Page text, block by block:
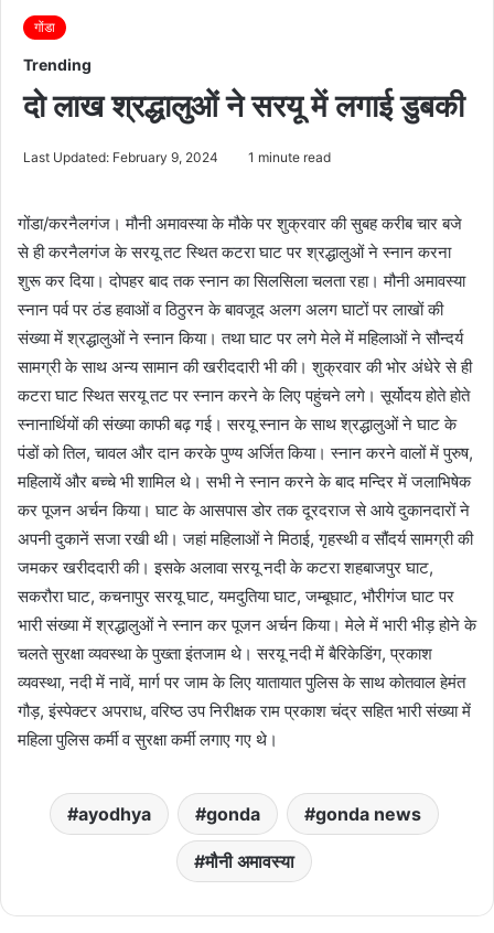
गोंडा
Trending
दो लाख श्रद्धालुओं ने सरयू में लगाई डुबकी
Last Updated: February 9, 2024 1 minute read
गोंडा/करनैलगंज। मौनी अमावस्या के मौके पर शुक्रवार की सुबह करीब चार बजे
से ही करनैलगंज के सरयू तट स्थित कटरा घाट पर श्रद्धालुओं ने स्नान करना
शुरू कर दिया। दोपहर बाद तक स्नान का सिलसिला चलता रहा। मौनी अमावस्या
स्नान पर्व पर ठंड हवाओं व ठिठुरन के बावजूद अलग अलग घाटों पर लाखों की
संख्या में श्रद्धालुओं ने स्नान किया। तथा घाट पर लगे मेले में महिलाओं ने सौन्दर्य
सामग्री के साथ अन्य सामान की खरीददारी भी की। शुक्रवार की भोर अंधेरे से ही
कटरा घाट स्थित सरयू तट पर स्नान करने के लिए पहुंचने लगे। सूर्योदय होते होते
स्नानार्थियों की संख्या काफी बढ़ गई। सरयू स्नान के साथ श्रद्धालुओं ने घाट के
पंडों को तिल, चावल और दान करके पुण्य अर्जित किया। स्नान करने वालों में पुरुष,
महिलायें और बच्चे भी शामिल थे। सभी ने स्नान करने के बाद मन्दिर में जलाभिषेक
कर पूजन अर्चन किया। घाट के आसपास डोर तक दूरदराज से आये दुकानदारों ने
अपनी दुकानें सजा रखी थी। जहां महिलाओं ने मिठाई, गृहस्थी व सौंदर्य सामग्री की
जमकर खरीददारी की। इसके अलावा सरयू नदी के कटरा शहबाजपुर घाट,
सकरौरा घाट, कचनापुर सरयू घाट, यमदुतिया घाट, जम्बूघाट, भौरीगंज घाट पर
भारी संख्या में श्रद्धालुओं ने स्नान कर पूजन अर्चन किया। मेले में भारी भीड़ होने के
चलते सुरक्षा व्यवस्था के पुख्ता इंतजाम थे। सरयू नदी में बैरिकेडिंग, प्रकाश
व्यवस्था, नदी में नावें, मार्ग पर जाम के लिए यातायात पुलिस के साथ कोतवाल हेमंत
गौड़, इंस्पेक्टर अपराध, वरिष्ठ उप निरीक्षक राम प्रकाश चंद्र सहित भारी संख्या में
महिला पुलिस कर्मी व सुरक्षा कर्मी लगाए गए थे।
ayodhya gonda gonda news
मौनी अमावस्या